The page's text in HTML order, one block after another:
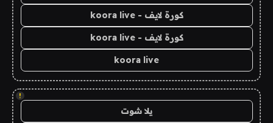
كورة لايف - koora live
كورة لايف - koora live
koora live
!
يلا شوت